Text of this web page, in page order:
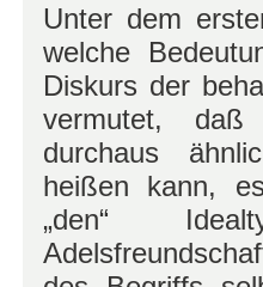
Unter dem
welche
Diskurs der
vermutet,
durchaus
heißen kann,
„den“